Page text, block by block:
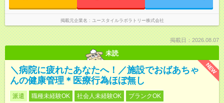
掲載元企業名 ユースタイルラボラトリー株式会社
掲載日：2026.08.07
未読
NEW
＼病院に疲れたあなたへ！／施設でおばあちゃ
んの健康管理＊医療行為ほぼ無し
派遣 職種未経験OK 社会人未経験OK
ブランクOK